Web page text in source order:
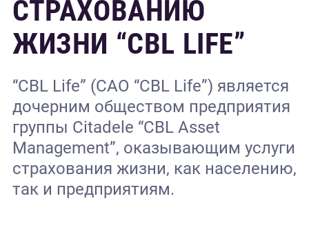
СТРАХОВАНИЮ
ЖИЗНИ “CBL LIFE”
“CBL Life” (САО “CBL Life”) является
дочерним обществом предприятия
группы Citadele “CBL Asset
Management”, оказывающим услуги
страхования жизни, как населению,
так и предприятиям.